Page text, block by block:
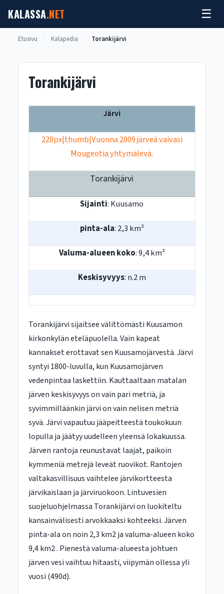
sisältöön
KALASSA.NET ☰
Etusivu Kalapedia Torankijärvi
Torankijärvi
Järvi
220px|thumb|Vuonna 2009 järveä vaivasi
Mougeotia yhtymälevä.
Torankijärvi
Sijainti: Kuusamo
pinta-ala: 2,3 km²
Valuma-alueen koko: 9,4 km²
Keskisyvyys: n.2 m
Torankijärvi sijaitsee välittömästi Kuusamon
kirkonkylän eteläpuolella. Vain kapeat
kannakset erottavat sen Kuusamojärvestä. Järvi
syntyi 1800-luvulla, kun Kuusamojärven
vedenpintaa laskettiin. Kauttaaltaan matalan
järven keskisyvyys on vain pari metriä, ja
syvimmilläänkin järvi on vain nelisen metriä
syvä. Järvi vapautuu jääpeitteestä toukokuun
lopulla ja jäätyy uudelleen yleensä lokakuussa.
Järven rantoja reunustavat laajat, paikoin
kymmeniä metrejä leveät ruovikot. Rantojen
valtakasvillisuus vaihtelee järvikortteesta
järvikaislaan ja järviruokoon. Lintuvesien
suojeluohjelmassa Torankijärvi on luokiteltu
kansainvälisesti arvokkaaksi kohteeksi. Järven
pinta-ala on noin 2,3 km2 ja valuma-alueen koko
9,4 km2 . Pienestä valuma-alueesta johtuen
järven vesi vaihtuu hitaasti, viipymän ollessa yli
vuosi (490d).